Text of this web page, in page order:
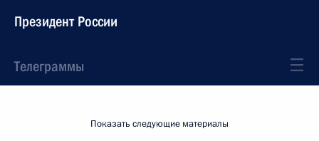
Президент России
Телеграммы
Показать следующие материалы